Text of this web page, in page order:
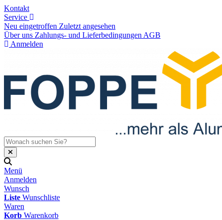
Kontakt
Service
Neu eingetroffen Zuletzt angesehen
Über uns Zahlungs- und Lieferbedingungen AGB
Anmelden
Menü
Anmelden
Wunsch
Liste Wunschliste
Waren
Korb Warenkorb